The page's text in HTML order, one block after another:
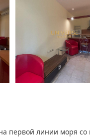
первой линии моря